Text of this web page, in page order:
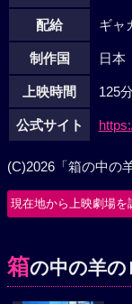
配給 ギャ
制作国 日本
上映時間 125
公式サイト
(C)2026「箱の中の
現在地から上映劇場を
箱の中の羊の